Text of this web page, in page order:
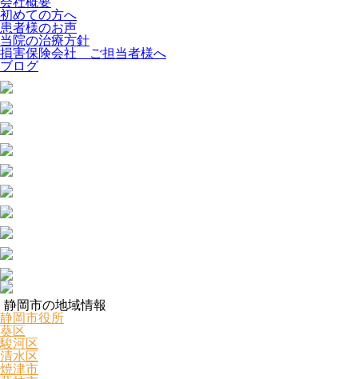
初めての方へ
患者様のお声
当院の治療方針
損害保険会社 ご担当者様へ
ブログ
静岡市の地域情報
静岡市役所
葵区
駿河区
清水区
焼津市